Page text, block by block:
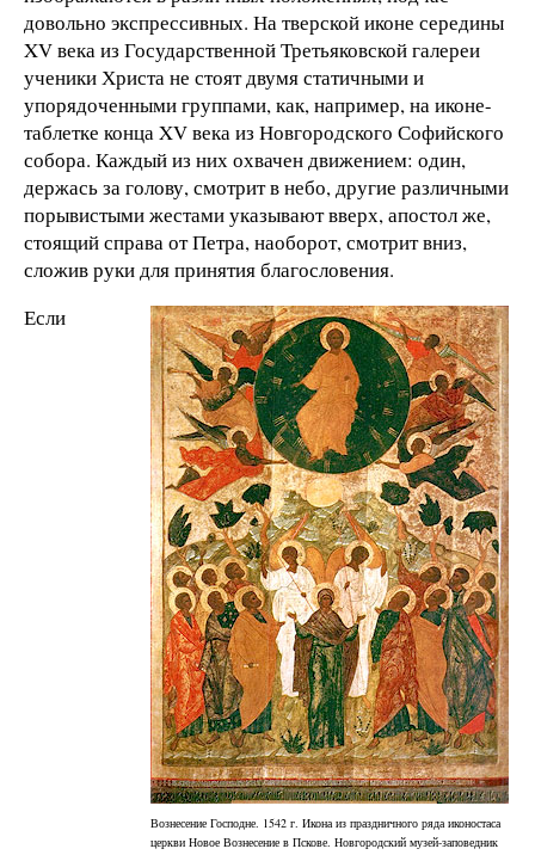
довольно экспрессивных. На тверской иконе середины
XV века из Государственной Третьяковской галереи
ученики Христа не стоят двумя статичными и
упорядоченными группами, как, например, на иконе-
таблетке конца XV века из Новгородского Софийского
собора. Каждый из них охвачен движением: один,
держась за голову, смотрит в небо, другие различными
порывистыми жестами указывают вверх, апостол же,
стоящий справа от Петра, наоборот, смотрит вниз,
сложив руки для принятия благословения.
Вознесение Господне. 1542 г. Икона из праздничного ряда иконостаса
церкви Новое Вознесение в Пскове. Новгородский музей-заповедник
Если